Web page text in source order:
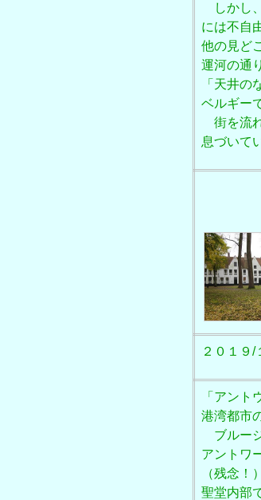
しかし
には不自
他の見ど
運河の通
「天井の
ベルギー
街を流
息づいて
２０１９
「アン
港湾都市
ブルー
アントワ
（残念！）
聖堂内部